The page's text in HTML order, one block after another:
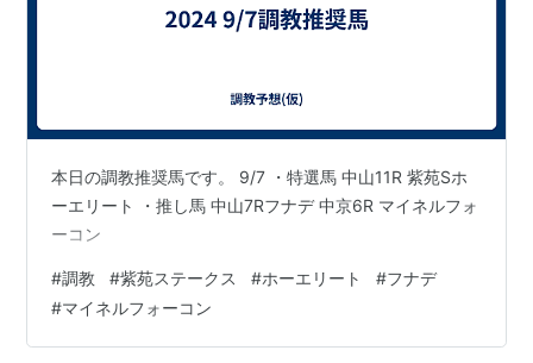
本日の調教推奨馬です。 9/7 ・特選馬 中山11R 紫苑Sホ
ーエリート ・推し馬 中山7Rフナデ 中京6R マイネルフォ
ーコン
#調教 #紫苑ステークス #ホーエリート #フナデ
#マイネルフォーコン